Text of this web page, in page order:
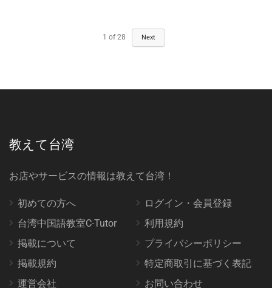
1 of 28 Next
教えて台湾
お店やサービスの情報は教えて台湾！
初めての方へ
台湾中国語教室C-Tutor
掲載について
掲載規約
運営会社
ログイン・会員登録
利用規約
プライバシーポリシー
特定商取引に基づく表記
お問い合わせ